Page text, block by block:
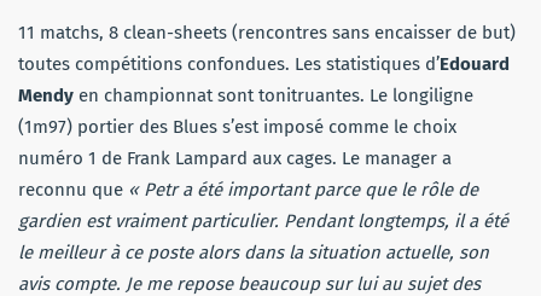
11 matchs, 8 clean-sheets (rencontres sans encaisser de but)
toutes compétitions confondues. Les statistiques d’Edouard
Mendy en championnat sont tonitruantes. Le longiligne
(1m97) portier des Blues s’est imposé comme le choix
numéro 1 de Frank Lampard aux cages. Le manager a
reconnu que « Petr a été important parce que le rôle de
gardien est vraiment particulier. Pendant longtemps, il a été
le meilleur à ce poste alors dans la situation actuelle, son
avis compte. Je me repose beaucoup sur lui au sujet des